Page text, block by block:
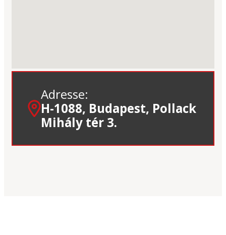
Adresse:
H-1088, Budapest, Pollack
Mihály tér 3.